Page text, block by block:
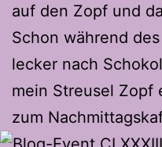
auf den Zopf und
Schon während
lecker nach
mein Streusel Zopf
zum